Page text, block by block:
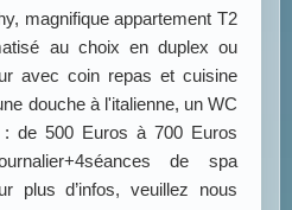
magnifique appartement T2
au choix en duplex ou
avec coin repas et cuisine
douche à l'italienne, un WC
de 500 Euros à 700 Euros
de spa
plus d’infos, veuillez nous